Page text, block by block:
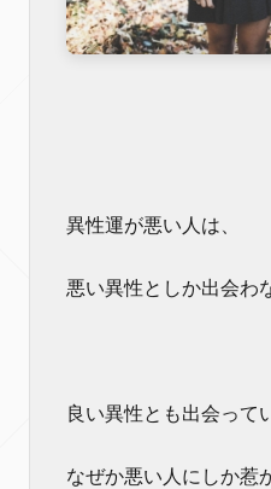
異性運が悪い人は、
悪い異性としか出会わ
良い異性とも出会って
なぜか悪い人にしか惹